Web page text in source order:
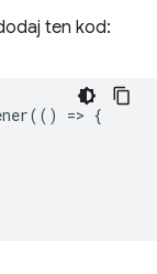
ten kod:
(() => {